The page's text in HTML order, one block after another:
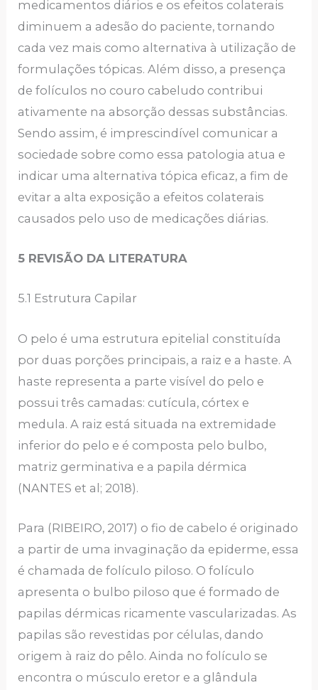
medicamentos diários e os efeitos colaterais
diminuem a adesão do paciente, tornando
cada vez mais como alternativa à utilização de
formulações tópicas. Além disso, a presença
de folículos no couro cabeludo contribui
ativamente na absorção dessas substâncias.
Sendo assim, é imprescindível comunicar a
sociedade sobre como essa patologia atua e
indicar uma alternativa tópica eficaz, a fim de
evitar a alta exposição a efeitos colaterais
causados pelo uso de medicações diárias.
5 REVISÃO DA LITERATURA
5.1 Estrutura Capilar
O pelo é uma estrutura epitelial constituída
por duas porções principais, a raiz e a haste. A
haste representa a parte visível do pelo e
possui três camadas: cutícula, córtex e
medula. A raiz está situada na extremidade
inferior do pelo e é composta pelo bulbo,
matriz germinativa e a papila dérmica
(NANTES et al; 2018).
Para (RIBEIRO, 2017) o fio de cabelo é originado
a partir de uma invaginação da epiderme, essa
é chamada de folículo piloso. O folículo
apresenta o bulbo piloso que é formado de
papilas dérmicas ricamente vascularizadas. As
papilas são revestidas por células, dando
origem à raiz do pêlo. Ainda no folículo se
encontra o músculo eretor e a glândula